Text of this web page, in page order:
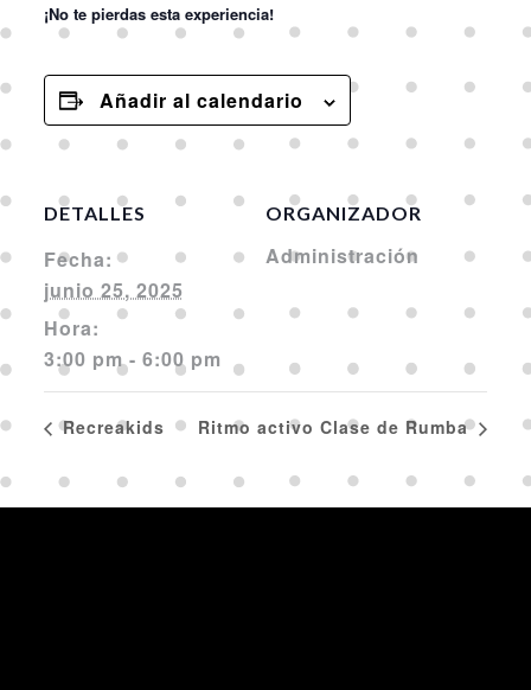
¡No te pierdas esta experiencia!
Añadir al calendario
DETALLES
Fecha:
junio 25, 2025
Hora:
3:00 pm - 6:00 pm
ORGANIZADOR
Administración
Recreakids Ritmo activo Clase de Rumba